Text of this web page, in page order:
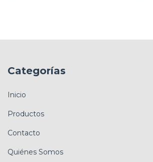
Categorías
Inicio
Productos
Contacto
Quiénes Somos